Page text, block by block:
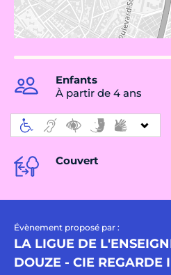
Enfants
À partir de 4 ans
Couvert
Évènement proposé par :
LA LIGUE DE
DOUZE - CIE REGARDE